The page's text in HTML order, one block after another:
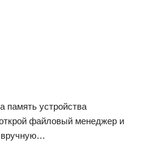
память устройства
файловый менеджер и
вручную…